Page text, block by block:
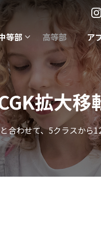
等部 高等部 ア
拡大移
合わせて、5クラスから